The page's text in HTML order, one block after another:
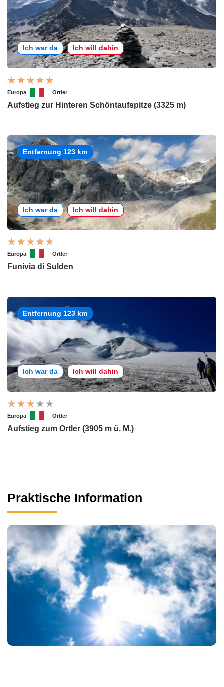
Ich war da Ich will dahin
Europa Ortler
Aufstieg zur Hinteren Schöntaufspitze (3325 m)
Entfernung 123 km
Ich war da Ich will dahin
Europa Ortler
Funivia di Sulden
Entfernung 123 km
Ich war da Ich will dahin
Europa Ortler
Aufstieg zum Ortler (3905 m ü. M.)
Praktische Information